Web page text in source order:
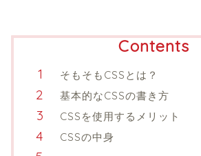
Contents
そもそもCSSとは？
基本的なCSSの書き方
CSSを使用するメリット
CSSの中身